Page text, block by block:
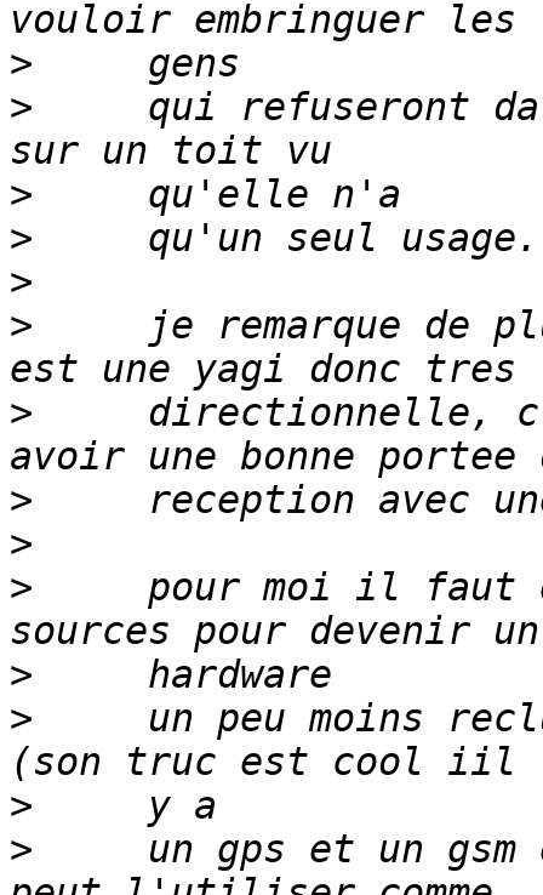
>
>
qui refuseront
>
>
>
>
je remarque de
>
directionnelle,
>
>
>
pour moi il faut
>
>
un peu moins
>
>
un gps et un gsm